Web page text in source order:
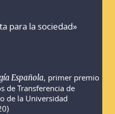
para la sociedad»
Española, primer premio
de Transferencia de
de la Universidad